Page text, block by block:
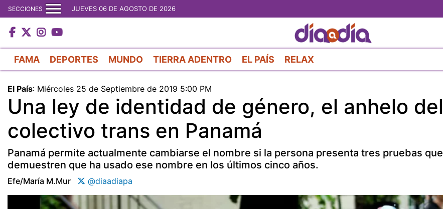
al
contenido
principal
SECCIONES JUEVES 06 DE AGOSTO DE 2026
FAMA DEPORTES MUNDO TIERRA ADENTRO EL PAÍS RELAX
El País: Miércoles 25 de Septiembre de 2019 5:00 PM
Una ley de identidad de género, el anhelo del
colectivo trans en Panamá
Panamá permite actualmente cambiarse el nombre si la persona presenta tres pruebas que
demuestren que ha usado ese nombre en los últimos cinco años.
Efe/maría M.mur @diaadiapa